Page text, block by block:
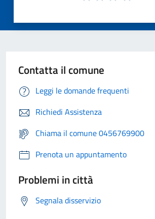
Contatta il comune
Leggi le domande frequenti
Richiedi Assistenza
Chiama il comune 0456769900
Prenota un appuntamento
Problemi in città
Segnala disservizio